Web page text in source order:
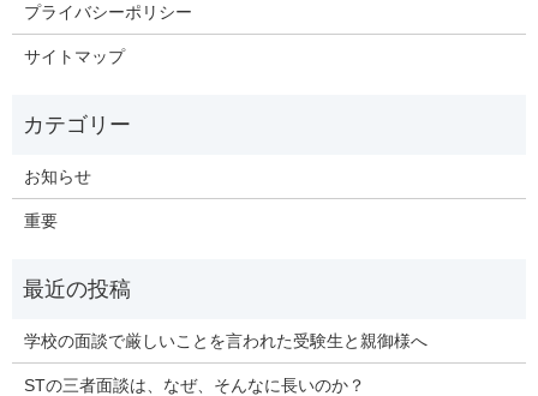
プライバシーポリシー
サイトマップ
お知らせ
重要
学校の面談で厳しいことを言われた受験生と親御様へ
STの三者面談は、なぜ、そんなに長いのか？